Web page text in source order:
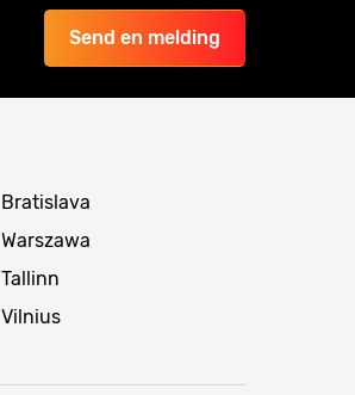
Send en melding
Bratislava
Warszawa
Tallinn
Vilnius